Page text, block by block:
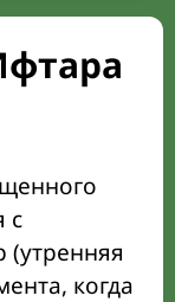
с
когда